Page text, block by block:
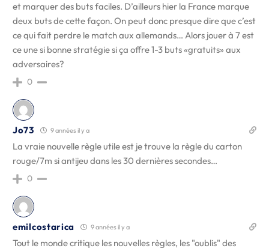
et marquer des buts faciles. D’ailleurs hier la France marque
deux buts de cette façon. On peut donc presque dire que c’est
ce qui fait perdre le match aux allemands… Alors jouer à 7 est
ce une si bonne stratégie si ça offre 1-3 buts «gratuits» aux
adversaires?
0
Jo73 9 années il y a
La vraie nouvelle règle utile est je trouve la règle du carton
rouge/7m si antijeu dans les 30 dernières secondes…
0
emilcostarica 9 années il y a
Tout le monde critique les nouvelles règles, les "oublis" des